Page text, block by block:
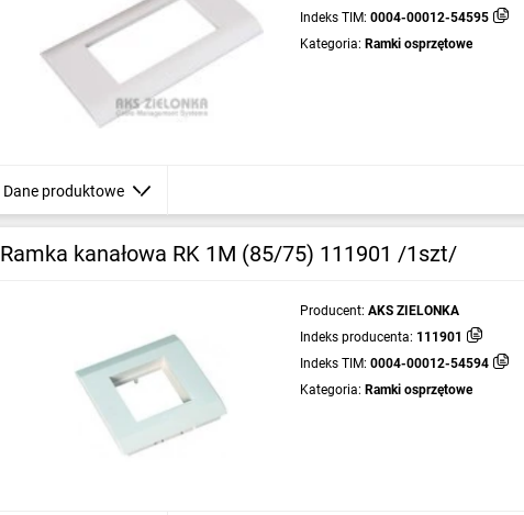
Indeks TIM: 0004-00012-54595
Kategoria: Ramki osprzętowe
Dane produktowe
Ramka kanałowa RK 1M (85/75) 111901 /1szt/
Producent: AKS ZIELONKA
Indeks producenta: 111901
Indeks TIM: 0004-00012-54594
Kategoria: Ramki osprzętowe